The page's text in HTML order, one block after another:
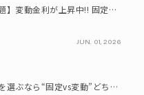
【住宅ローン借換問題】変動金利が上昇中!! 固定に借り換えるなら今が正解って本当? シミュレーションで比較してみよう
JUN. 01, 2026
これから住宅ローンを選ぶなら“固定vs変動”どちらが正解? 9割が利用したいと答えた「いま決めなくてもいい」ローンとは!?